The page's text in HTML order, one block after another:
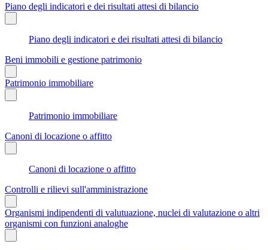
Piano degli indicatori e dei risultati attesi di bilancio
Piano degli indicatori e dei risultati attesi di bilancio
Beni immobili e gestione patrimonio
Patrimonio immobiliare
Patrimonio immobiliare
Canoni di locazione o affitto
Canoni di locazione o affitto
Controlli e rilievi sull'amministrazione
Organismi indipendenti di valutuazione, nuclei di valutazione o altri
organismi con funzioni analoghe